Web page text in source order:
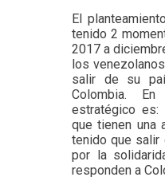
El
tenido 2
2017 a
los
salir de su
Colombia. En
estratégico es:
que tienen una
tenido que salir
por la
responden a